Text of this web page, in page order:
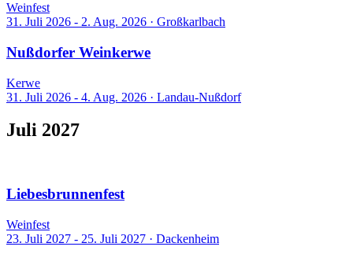
Weinfest
31. Juli 2026 - 2. Aug. 2026 · Großkarlbach
Nußdorfer Weinkerwe
Kerwe
31. Juli 2026 - 4. Aug. 2026 · Landau-Nußdorf
Juli 2027
Liebesbrunnenfest
Weinfest
23. Juli 2027 - 25. Juli 2027 · Dackenheim